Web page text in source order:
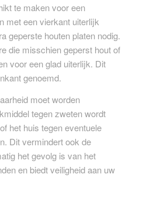
te maken voor een
met een vierkant uiterlijk
geperste houten platen nodig.
die misschien geperst hout of
voor een glad uiterlijk. Dit
genoemd.
moet worden
tegen zweten wordt
het huis tegen eventuele
Dit vermindert ook de
het gevolg is van het
en biedt veiligheid aan uw